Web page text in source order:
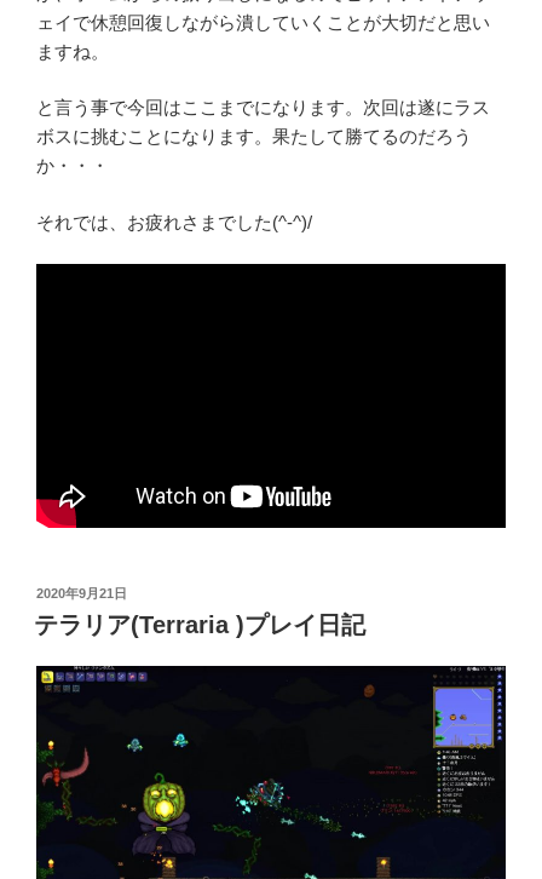
ェイで休憩回復しながら潰していくことが大切だと思い
ますね。
と言う事で今回はここまでになります。次回は遂にラス
ボスに挑むことになります。果たして勝てるのだろう
か・・・
それでは、お疲れさまでした(^‐^)/
投
稿
日:
2020年9月21日
テラリア(Terraria )プレイ日記